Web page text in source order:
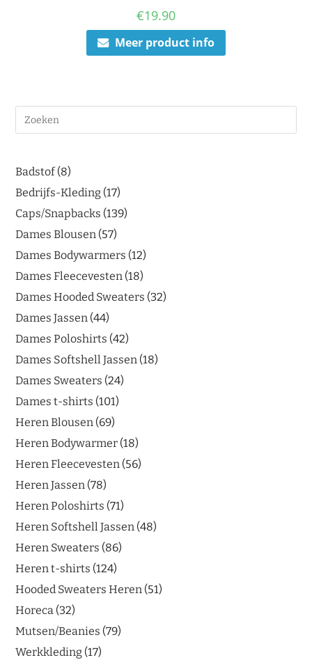
€19.90
Meer product info
Badstof 8
Bedrijfs-Kleding 17
Caps/Snapbacks 139
Dames Blousen 57
Dames Bodywarmers 12
Dames Fleecevesten 18
Dames Hooded Sweaters 32
Dames Jassen 44
Dames Poloshirts 42
Dames Softshell Jassen 18
Dames Sweaters 24
Dames t-shirts 101
Heren Blousen 69
Heren Bodywarmer 18
Heren Fleecevesten 56
Heren Jassen 78
Heren Poloshirts 71
Heren Softshell Jassen 48
Heren Sweaters 86
Heren t-shirts 124
Hooded Sweaters Heren 51
Horeca 32
Mutsen/Beanies 79
Werkkleding 17